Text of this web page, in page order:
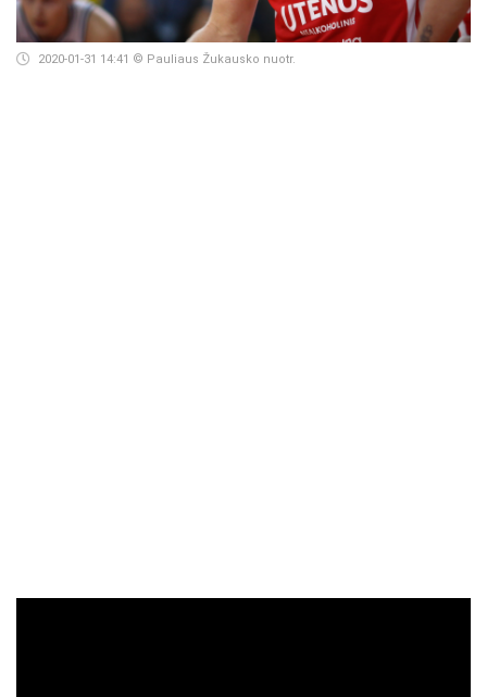
2020-01-31 14:41 © Pauliaus Žukausko nuotr.